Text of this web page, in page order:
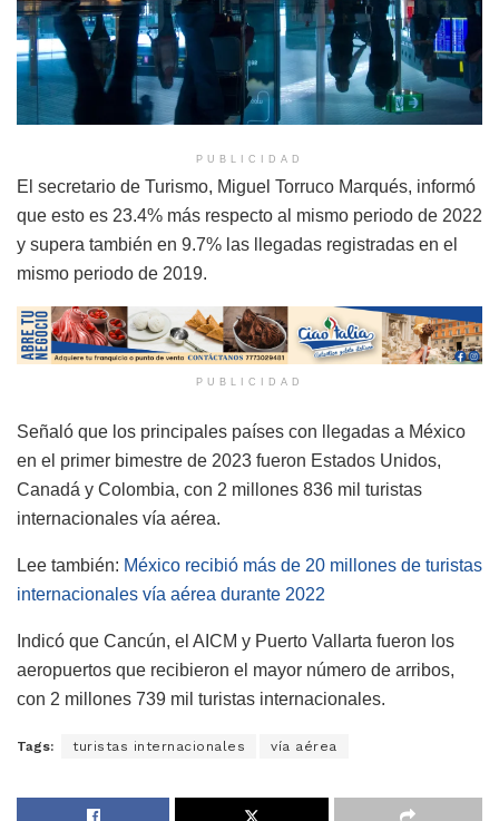
PUBLICIDAD
El secretario de Turismo, Miguel Torruco Marqués, informó
que esto es 23.4% más respecto al mismo periodo de 2022
y supera también en 9.7% las llegadas registradas en el
mismo periodo de 2019.
PUBLICIDAD
Señaló que los principales países con llegadas a México
en el primer bimestre de 2023 fueron Estados Unidos,
Canadá y Colombia, con 2 millones 836 mil turistas
internacionales vía aérea.
Lee también: México recibió más de 20 millones de turistas
internacionales vía aérea durante 2022
Indicó que Cancún, el AICM y Puerto Vallarta fueron los
aeropuertos que recibieron el mayor número de arribos,
con 2 millones 739 mil turistas internacionales.
Tags: turistas internacionales vía aérea